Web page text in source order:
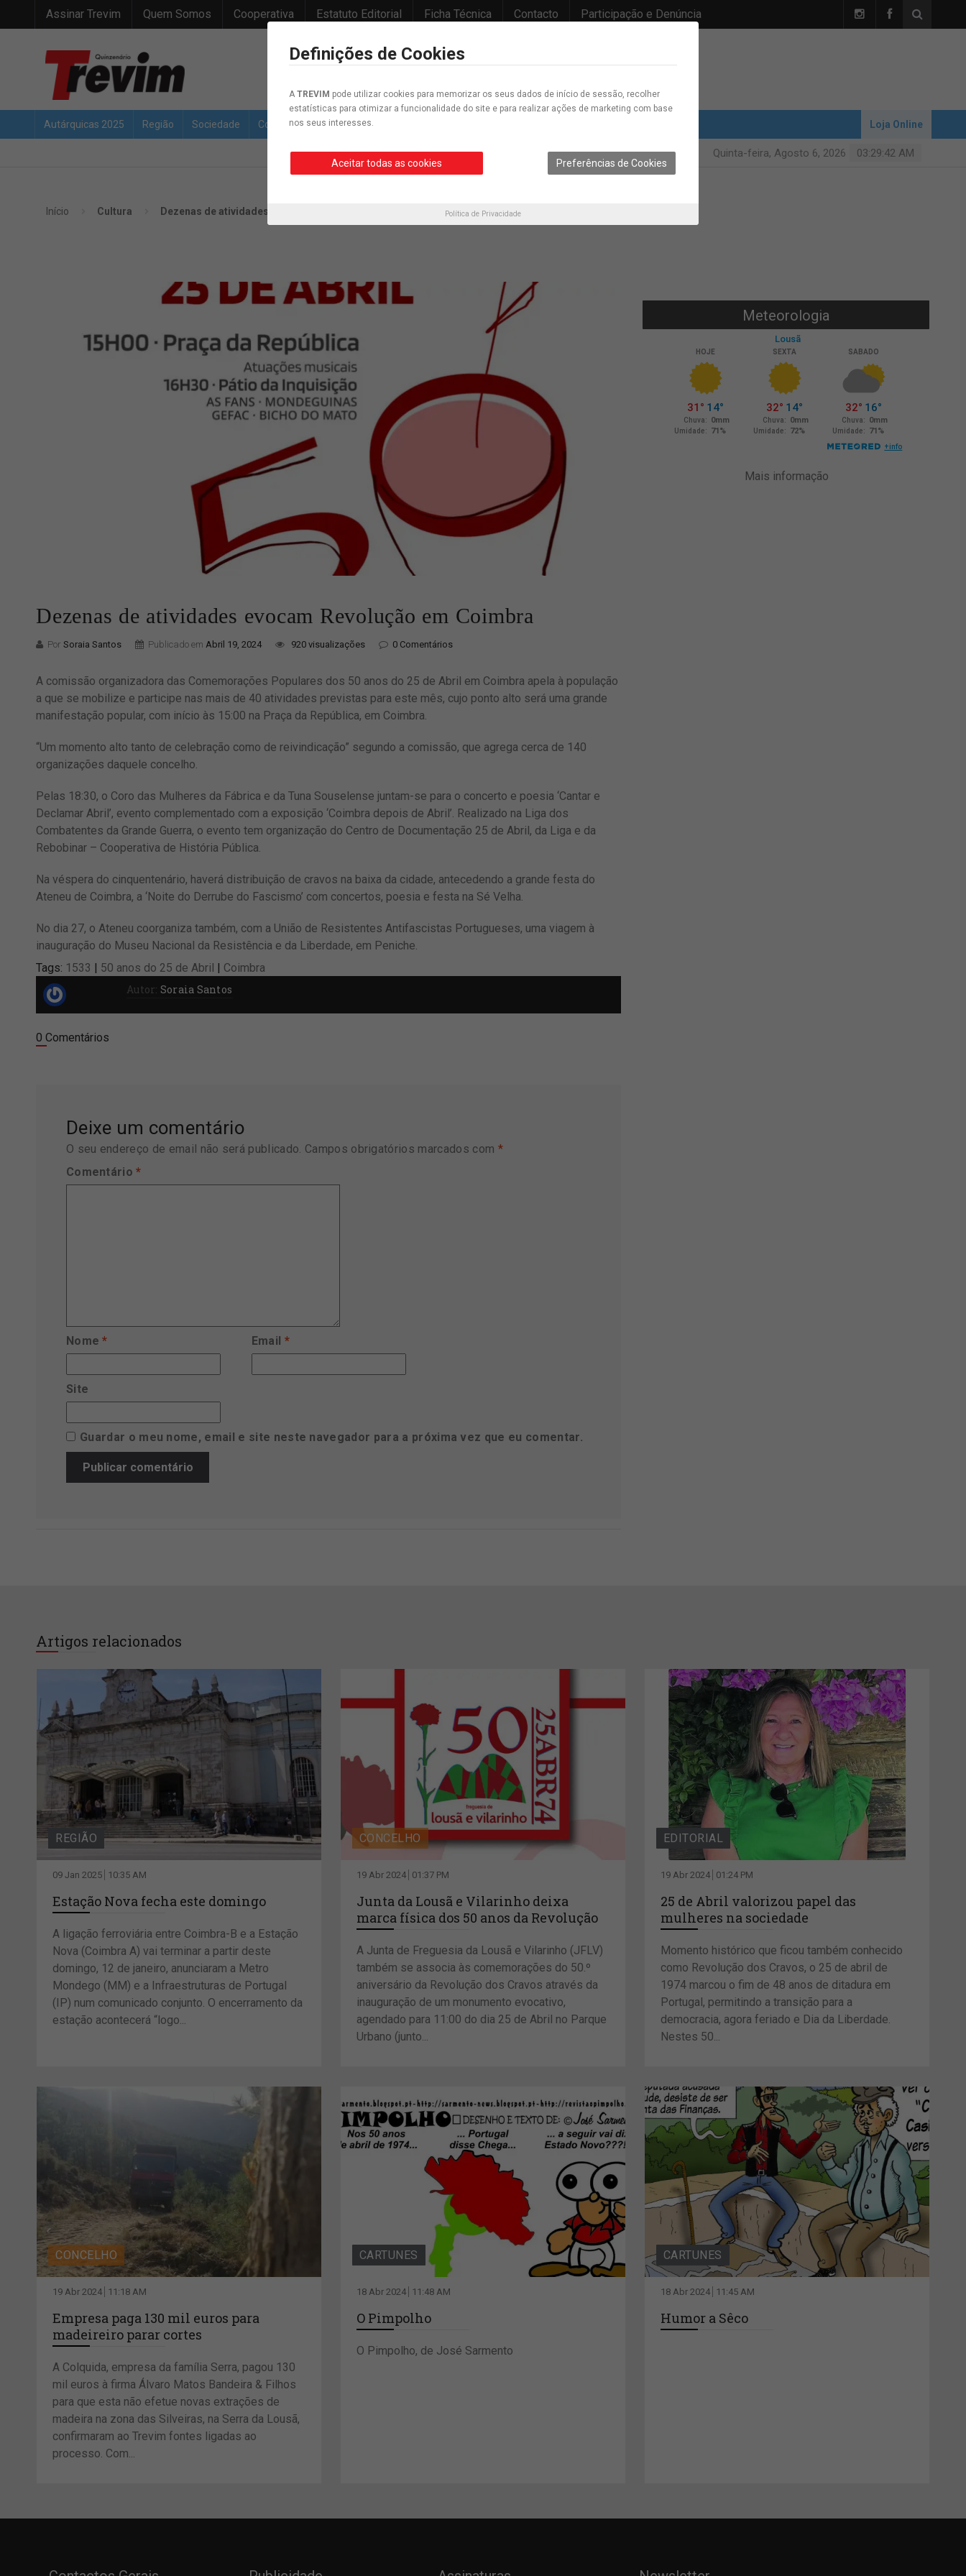
Assinar Trevim Quem Somos Cooperativa Estatuto Editorial Ficha Técnica Contacto Participação e Denúncia
Autárquicas 2025 Região Sociedade Concelho Desporto Loja Online
03:29:43 AM
Quinta-feira, Agosto 6, 2026
Início Cultura Dezenas de atividades evocam Revolução em Coimbra
Dezenas de atividades evocam Revolução em Coimbra
Por Soraia Santos Publicado em Abril 19, 2024 920 visualizações 0 Comentários
A comissão organizadora das Comemorações Populares dos 50 anos do 25 de Abril em Coimbra apela à população
a que se mobilize e participe nas mais de 40 atividades previstas para este mês, cujo ponto alto será uma grande
manifestação popular, com início às 15:00 na Praça da República, em Coimbra.
“Um momento alto tanto de celebração como de reivindicação” segundo a comissão, que agrega cerca de 140
organizações daquele concelho.
Pelas 18:30, o Coro das Mulheres da Fábrica e da Tuna Souselense juntam-se para o concerto e poesia ‘Cantar e
Declamar Abril’, evento complementado com a exposição ‘Coimbra depois de Abril’. Realizado na Liga dos
Combatentes da Grande Guerra, o evento tem organização do Centro de Documentação 25 de Abril, da Liga e da
Rebobinar – Cooperativa de História Pública.
Na véspera do cinquentenário, haverá distribuição de cravos na baixa da cidade, antecedendo a grande festa do
Ateneu de Coimbra, a ‘Noite do Derrube do Fascismo’ com concertos, poesia e festa na Sé Velha.
No dia 27, o Ateneu coorganiza também, com a União de Resistentes Antifascistas Portugueses, uma viagem à
inauguração do Museu Nacional da Resistência e da Liberdade, em Peniche.
Tags: 1533 | 50 anos do 25 de Abril | Coimbra
Autor: Soraia Santos
0 Comentários
Deixe um comentário
O seu endereço de email não será publicado. Campos obrigatórios marcados com *
Comentário*
Nome* Email *
Site
Guardar o meu nome, email e site neste navegador para a próxima vez que eu comentar.
Meteorologia
Mais informação
Artigos relacionados
REGIÃO
09 Jan 2025 10:35 AM
Estação Nova fecha este domingo
A ligação ferroviária entre Coimbra-B e a Estação
Nova (Coimbra A) vai terminar a partir deste
domingo, 12 de janeiro, anunciaram a Metro
Mondego (MM) e a Infraestruturas de Portugal
(IP) num comunicado conjunto. O encerramento da
estação acontecerá “logo...
CONCELHO
19 Abr 2024 01:37 PM
Junta da Lousã e Vilarinho deixa
marca física dos 50 anos da Revolução
A Junta de Freguesia da Lousã e Vilarinho (JFLV)
também se associa às comemorações do 50.º
aniversário da Revolução dos Cravos através da
inauguração de um monumento evocativo,
agendado para 11:00 do dia 25 de Abril no Parque
Urbano (junto...
EDITORIAL
19 Abr 2024 01:24 PM
25 de Abril valorizou papel das
mulheres na sociedade
Momento histórico que ficou também conhecido
como Revolução dos Cravos, o 25 de abril de
1974 marcou o fim de 48 anos de ditadura em
Portugal, permitindo a transição para a
democracia, agora feriado e Dia da Liberdade.
Nestes 50...
CONCELHO
19 Abr 2024 11:18 AM
Empresa paga 130 mil euros para
madeireiro parar cortes
A Colquida, empresa da família Serra, pagou 130
mil euros à firma Álvaro Matos Bandeira & Filhos
para que esta não efetue novas extrações de
madeira na zona das Silveiras, na Serra da Lousã,
confirmaram ao Trevim fontes ligadas ao
processo. Com...
CARTUNES
18 Abr 2024 11:48 AM
O Pimpolho
O Pimpolho, de José Sarmento
CARTUNES
18 Abr 2024 11:45 AM
Humor a Sêco
Definições de Cookies
A TREVIM pode utilizar cookies para memorizar os seus dados de início de sessão, recolher
estatísticas para otimizar a funcionalidade do site e para realizar ações de marketing com base
nos seus interesses.
Aceitar todas as cookies Preferências de Cookies
Política de Privacidade